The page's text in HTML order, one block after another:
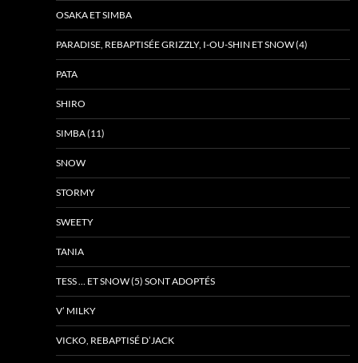
OSAKA ET SIMBA
PARADISE, REBAPTISÉE GRIZZLY, I-OU-SHIN ET SNOW (4)
PATA
SHIRO
SIMBA (11)
SNOW
STORMY
SWEETY
TANIA
TESS … ET SNOW (5) SONT ADOPTÉS
V’ MILKY
VICKO, REBAPTISÉ D’JACK